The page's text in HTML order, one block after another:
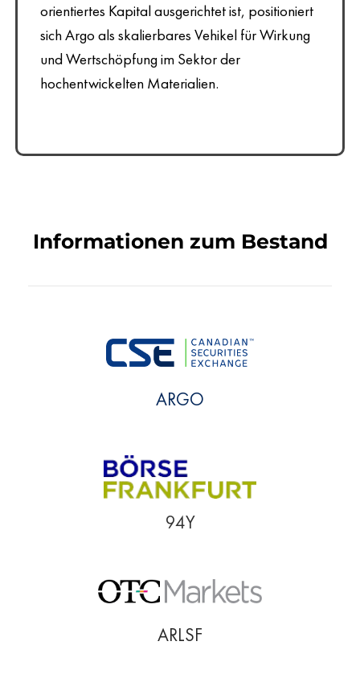
orientiertes Kapital ausgerichtet ist, positioniert
sich Argo als skalierbares Vehikel für Wirkung
und Wertschöpfung im Sektor der
hochentwickelten Materialien.
Informationen zum Bestand
ARGO
94Y
ARLSF